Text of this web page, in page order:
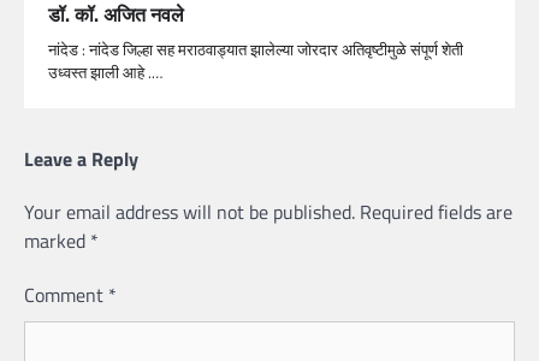
डॉ. कॉ. अजित नवले
नांदेड : नांदेड जिल्हा सह मराठवाड्यात झालेल्या जोरदार अतिवृष्टीमुळे संपूर्ण शेती
उध्वस्त झाली आहे .…
Leave a Reply
Your email address will not be published. Required fields are
marked *
Comment *